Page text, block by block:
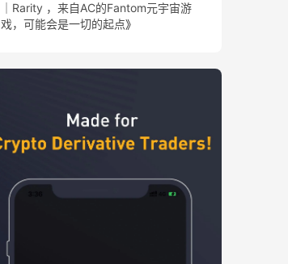
｜Rarity ，来自AC的Fantom元宇宙游
戏，可能会是一切的起点》